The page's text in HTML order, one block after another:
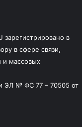
зарегистрировано в
в сфере связи,
и массовых
ЭЛ № ФС 77 – 70505 от